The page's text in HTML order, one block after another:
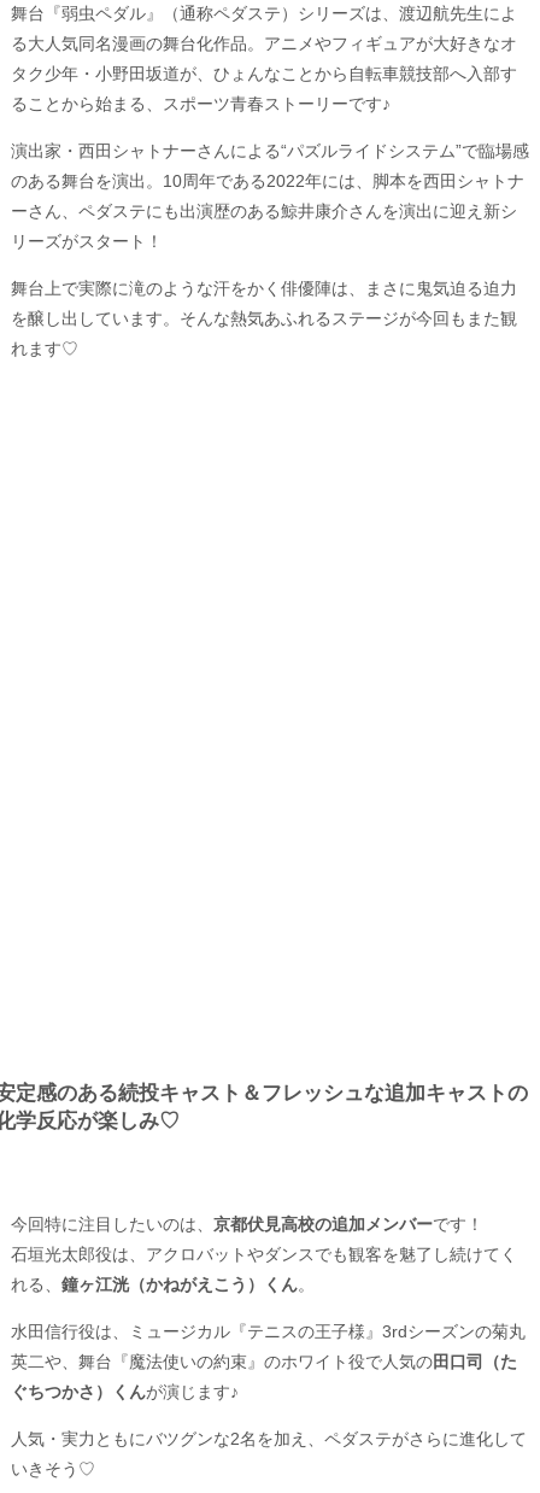
舞台『弱虫ペダル』（通称ペダステ）シリーズは、渡辺航先生によ
る大人気同名漫画の舞台化作品。アニメやフィギュアが大好きなオ
タク少年・小野田坂道が、ひょんなことから自転車競技部へ入部す
ることから始まる、スポーツ青春ストーリーです♪
演出家・西田シャトナーさんによる“パズルライドシステム”で臨場感
のある舞台を演出。10周年である2022年には、脚本を西田シャトナ
ーさん、ペダステにも出演歴のある鯨井康介さんを演出に迎え新シ
リーズがスタート！
舞台上で実際に滝のような汗をかく俳優陣は、まさに鬼気迫る迫力
を醸し出しています。そんな熱気あふれるステージが今回もまた観
れます♡
定感のある続投キャスト＆フレッシュな追加キャストの
学反応が楽しみ♡
今回特に注目したいのは、 京都伏見高校の追加メンバーです！
石垣光太郎役は、アクロバットやダンスでも観客を魅了し続けてく
れる、 鐘ヶ江洸（かねがえこう）くん。
水田信行役は、ミュージカル『テニスの王子様』3rdシーズンの菊丸
英二や、舞台『魔法使いの約束』のホワイト役で人気の田口司（た
ぐちつかさ）くんが演じます♪
人気・実力ともにバツグンな2名を加え、ペダステがさらに進化して
いきそう♡